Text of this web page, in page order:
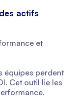
actifs
et
équipes perdent
Cet outil lie les